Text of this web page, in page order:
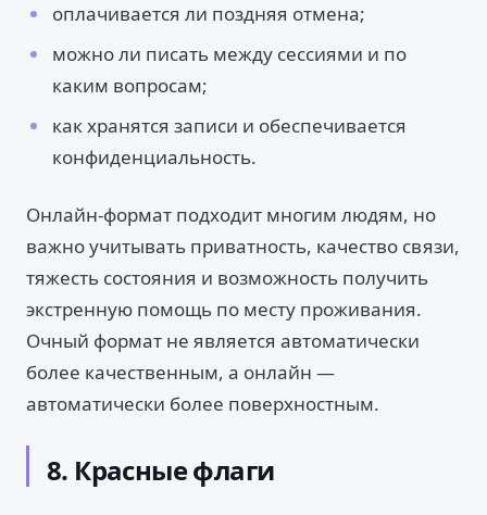
оплачивается ли поздняя отмена;
можно ли писать между сессиями и по
каким вопросам;
как хранятся записи и обеспечивается
конфиденциальность.
Онлайн-формат подходит многим людям, но
важно учитывать приватность, качество связи,
тяжесть состояния и возможность получить
экстренную помощь по месту проживания.
Очный формат не является автоматически
более качественным, а онлайн —
автоматически более поверхностным.
8. Красные флаги